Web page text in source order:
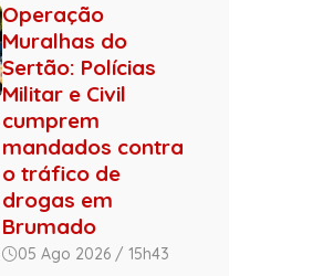
Operação
Muralhas do
Sertão: Polícias
Militar e Civil
cumprem
mandados contra
o tráfico de
drogas em
Brumado
05 Ago 2026 / 15h43